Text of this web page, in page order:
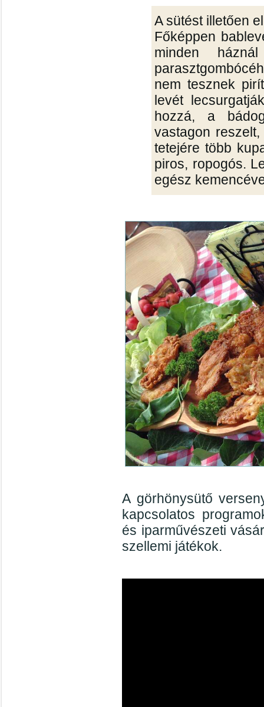
A sütést illetően
Főképpen
minden
nem tesznek
levét
hozzá, a
vastagon
tetejére több
piros, ropogós.
egész
A görhönysütő
kapcsolatos
és iparművészeti
szellemi játékok.